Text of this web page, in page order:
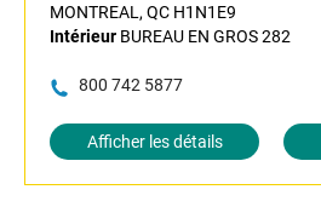
MONTREAL, QC H1N1E9
Intérieur BUREAU EN GROS 282
800 742 5877
Afficher les détails